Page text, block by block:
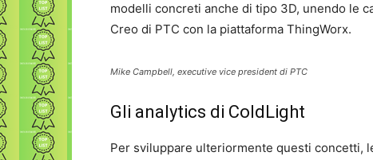
modelli concreti anche di tipo 3D, unendo le
Creo di PTC con la piattaforma ThingWorx.
Mike Campbell, executive vice president di PTC
Gli analytics di ColdLight
Per sviluppare ulteriormente questi concetti,